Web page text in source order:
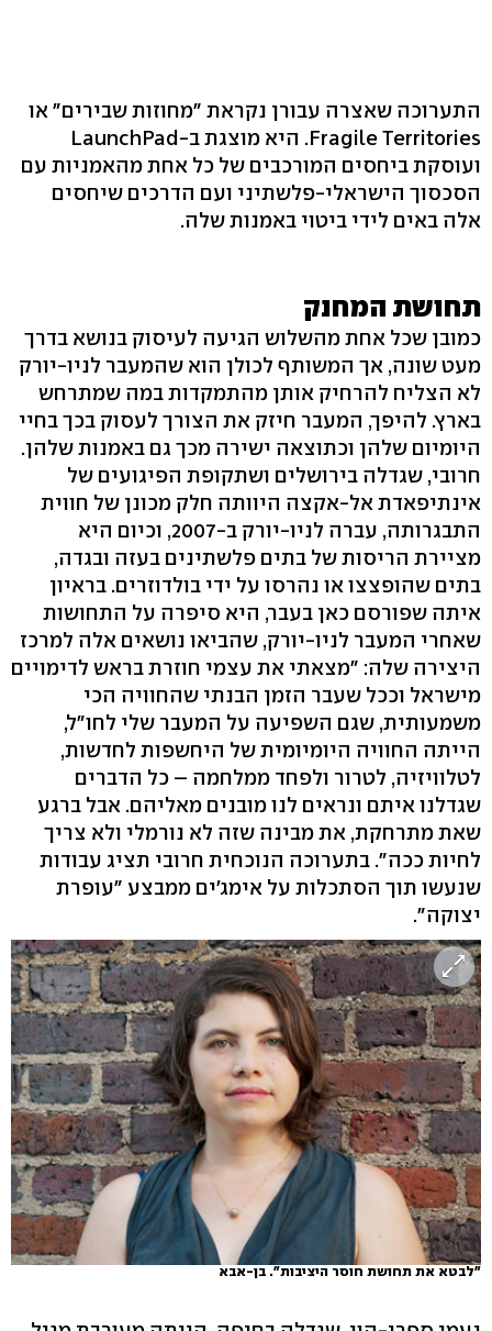
התערוכה שאצרה עבורן נקראת "מחוזות שבירים" או
Fragile Territories. היא מוצגת ב-LaunchPad
ועוסקת ביחסים המורכבים של כל אחת מהאמניות עם
הסכסוך הישראלי-פלשתיני ועם הדרכים שיחסים
אלה באים לידי ביטוי באמנות שלה.
תחושת המחנק
כמובן שכל אחת מהשלוש הגיעה לעיסוק בנושא בדרך
מעט שונה, אך המשותף לכולן הוא שהמעבר לניו-יורק
לא הצליח להרחיק אותן מהתמקדות במה שמתרחש
בארץ. להיפך, המעבר חיזק את הצורך לעסוק בכך בחיי
היומיום שלהן וכתוצאה ישירה מכך גם באמנות שלהן.
חרובי, שגדלה בירושלים ושתקופת הפיגועים של
אינתיפאדת אל-אקצה היוותה חלק מכונן של חווית
התבגרותה, עברה לניו-יורק ב-2007, וכיום היא
מציירת הריסות של בתים פלשתינים בעזה ובגדה,
בתים שהופצצו או נהרסו על ידי בולדוזרים. בראיון
איתה שפורסם כאן בעבר, היא סיפרה על התחושות
שאחרי המעבר לניו-יורק, שהביאו נושאים אלה למרכז
היצירה שלה: "מצאתי את עצמי חוזרת בראש לדימויים
מישראל וככל שעבר הזמן הבנתי שהחוויה הכי
משמעותית, שגם השפיעה על המעבר שלי לחו"ל,
הייתה החוויה היומיומית של היחשפות לחדשות,
לטלוויזיה, לטרור ולפחד ממלחמה – כל הדברים
שגדלנו איתם ונראים לנו מובנים מאליהם. אבל ברגע
שאת מתרחקת, את מבינה שזה לא נורמלי ולא צריך
לחיות ככה". בתערוכה הנוכחית חרובי תציג עבודות
שנעשו תוך הסתכלות על אימג׳ים ממבצע "עופרת
יצוקה".
"לבטא את תחושת חוסר היציבות". בן-אבא